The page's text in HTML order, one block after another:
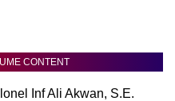
CONTENT
Inf Ali Akwan, S.E.